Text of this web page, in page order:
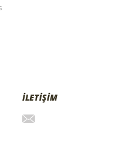
İLETİŞİM